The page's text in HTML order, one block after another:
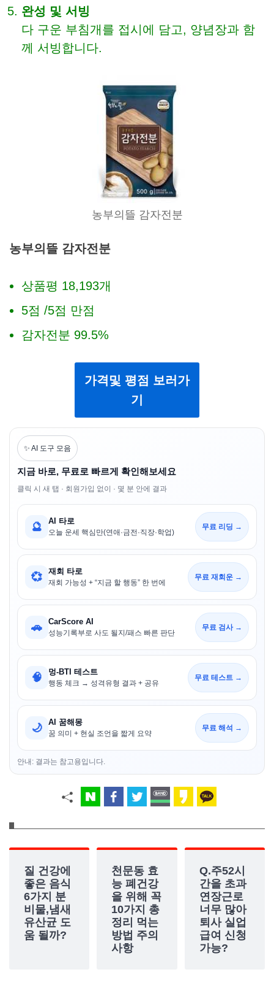
완성 및 서빙
다 구운 부침개를 접시에 담고, 양념장과 함
께 서빙합니다.
농부의뜰 감자전분
농부의뜰 감자전분
상품평 18,193개
5점 /5점 만점
감자전분 99.5%
가격및 평점 보러가
기
✨ AI 도구 모음
지금 바로, 무료로 빠르게 확인해보세요
클릭 시 새 탭 · 회원가입 없이 · 몇 분 안에 결과
🔮 AI 타로
오늘 운세 핵심만(연애·금전·직장·학업)
무료 리딩 →
💞 재회 타로
재회 가능성 + “지금 할 행동” 한 번에
무료 재회운 →
🚗 CarScore AI
성능기록부로 사도 될지/패스 빠른 판단
무료 검사 →
🧠 멍-BTI 테스트
행동 체크 → 성격유형 결과 + 공유
무료 테스트 →
🌙 AI 꿈해몽
꿈 의미 + 현실 조언을 짧게 요약
무료 해석 →
안내: 결과는 참고용입니다.
질 건강에
좋은 음식
6가지 분
비물,냄새
유산균 도
움 될까?
천문동 효
능 폐건강
을 위해 꼭
10가지 총
정리 먹는
방법 주의
사항
Q.주52시
간을 초과
연장근로
너무 많아
퇴사 실업
급여 신청
가능?